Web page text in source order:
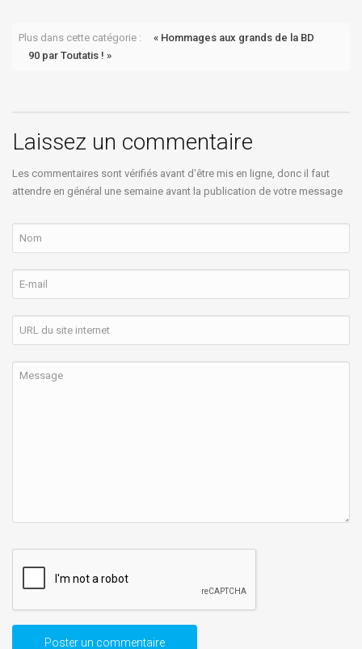
Plus dans cette catégorie :
« Hommages aux grands de la BD
90 par Toutatis ! »
Laissez un commentaire
Les commentaires sont vérifiés avant d'être mis en ligne, donc il faut
attendre en général une semaine avant la publication de votre message